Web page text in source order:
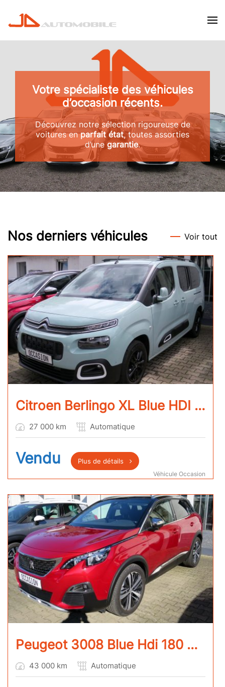
Skip to main content
Votre spécialiste des véhicules
d’occasion récents.
Découvrez notre sélection rigoureuse de
voitures enparfait état, toutes assorties
d’unegarantie.
Nos derniers véhicules Voir tout
Citroen Berlingo XL Blue HDI 130 EAT8 Shine
27 000 km Automatique
Vendu Plus de détails
Véhicule Occasion
Peugeot 3008 Blue Hdi 180 Gt eat8
43 000 km Automatique